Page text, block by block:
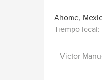
Ahome,
Tiempo local:
Victor